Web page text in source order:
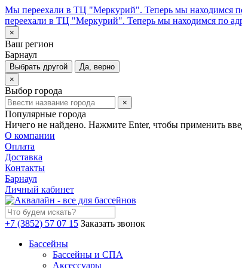
Мы переехали в ТЦ "Меркурий". Теперь мы находимся
переехали в ТЦ "Меркурий". Теперь мы находимся по
×
Ваш регион
Барнаул
Выбрать другой
Да, верно
×
Выбор города
×
Популярные города
Ничего не найдено. Нажмите Enter, чтобы применить
О компании
Оплата
Доставка
Контакты
Барнаул
Личный кабинет
+7 (3852) 57 07 15 Заказать звонок
Бассейны
Бассейны и СПА
Аксессуары